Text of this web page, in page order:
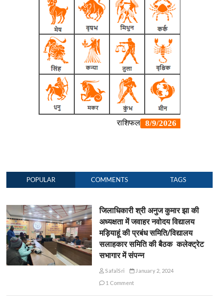
POPULAR COMMENTS TAGS
जिलाधिकारी श्री अनुज कुमार झा की
अध्यक्षता में जवाहर नवोदय विद्यालय
मड़ियाहूं की प्रबंध समिति/विद्यालय
सलाहकार समिति की बैठक कलेक्ट्रेट
सभागार में संपन्न
SafalSri
January 2, 2024
1 Comment